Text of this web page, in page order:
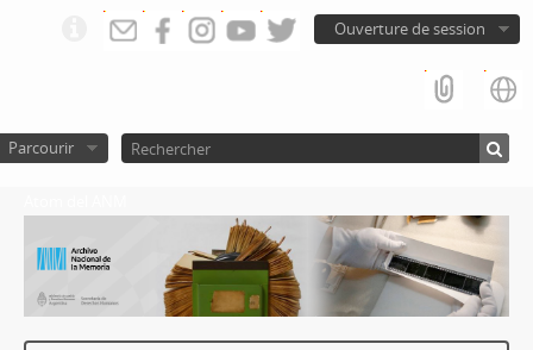
Ouverture de session
Parcourir